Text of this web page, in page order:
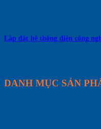
Lắp đặt hệ thống điện công
DANH MỤC SẢN